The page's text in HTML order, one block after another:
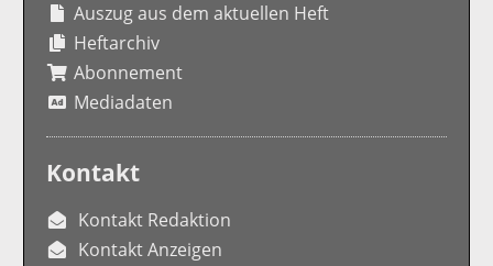
Auszug aus dem aktuellen Heft
Heftarchiv
Abonnement
Mediadaten
Kontakt
Kontakt Redaktion
Kontakt Anzeigen